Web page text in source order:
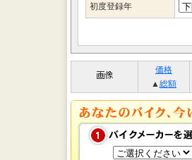
初度登録年
価格
▲ 総額